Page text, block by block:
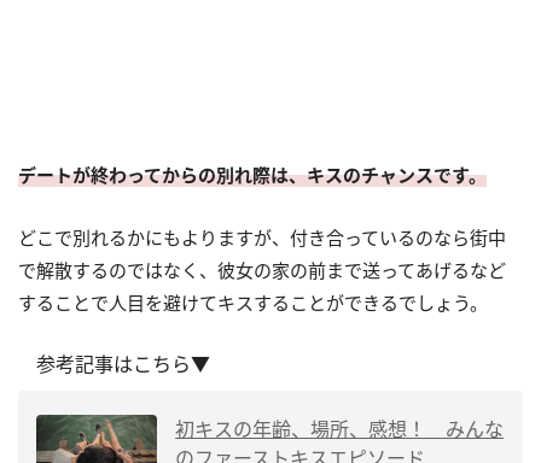
デートが終わってからの別れ際は、キスのチャンスです。
どこで別れるかにもよりますが、付き合っているのなら街中
で解散するのではなく、彼女の家の前まで送ってあげるなど
することで人目を避けてキスすることができるでしょう。
参考記事はこちら▼
初キスの年齢、場所、感想！ みんな